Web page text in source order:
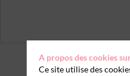
NOS
A propos des cookies
Ce site utilise des